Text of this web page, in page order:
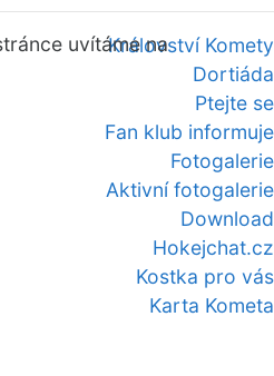
Království Komety
Dortiáda
Ptejte se
Fan klub informuje
Fotogalerie
Aktivní fotogalerie
Download
Hokejchat.cz
Kostka pro vás
Karta Kometa
uvítáme na